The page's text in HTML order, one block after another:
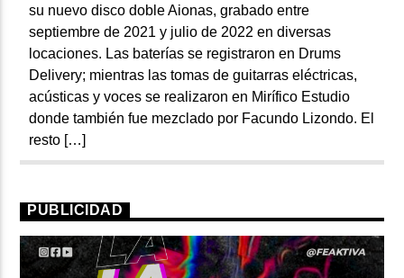
su nuevo disco doble Aionas, grabado entre
septiembre de 2021 y julio de 2022 en diversas
locaciones. Las baterías se registraron en Drums
Delivery; mientras las tomas de guitarras eléctricas,
acústicas y voces se realizaron en Mirífico Estudio
donde también fue mezclado por Facundo Lizondo. El
resto […]
PUBLICIDAD